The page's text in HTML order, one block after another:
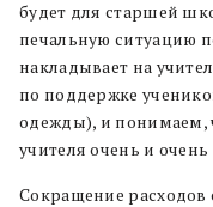
будет для старшей
печальную ситуацию
накладывает на
по поддержке
одежды), и понимаем,
учителя очень и очень
Сокращение расходов